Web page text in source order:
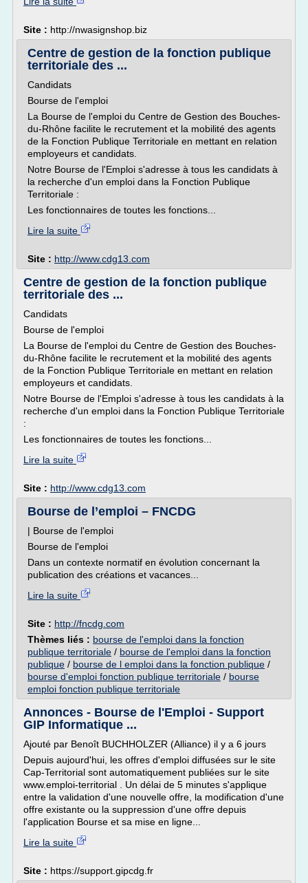
Site : http://nwasignshop.biz
Centre de gestion de la fonction publique
territoriale des ...
Candidats
Bourse de l'emploi
La Bourse de l'emploi du Centre de Gestion des Bouches-
du-Rhône facilite le recrutement et la mobilité des agents
de la Fonction Publique Territoriale en mettant en relation
employeurs et candidats.
Notre Bourse de l'Emploi s'adresse à tous les candidats à
la recherche d'un emploi dans la Fonction Publique
Territoriale :
Les fonctionnaires de toutes les fonctions...
Lire la suite
Site : http://www.cdg13.com
Centre de gestion de la fonction publique
territoriale des ...
Candidats
Bourse de l'emploi
La Bourse de l'emploi du Centre de Gestion des Bouches-
du-Rhône facilite le recrutement et la mobilité des agents
de la Fonction Publique Territoriale en mettant en relation
employeurs et candidats.
Notre Bourse de l'Emploi s'adresse à tous les candidats à la
recherche d'un emploi dans la Fonction Publique Territoriale
:
Les fonctionnaires de toutes les fonctions...
Lire la suite
Site : http://www.cdg13.com
Bourse de l’emploi – FNCDG
| Bourse de l'emploi
Bourse de l'emploi
Dans un contexte normatif en évolution concernant la
publication des créations et vacances...
Lire la suite
Site : http://fncdg.com
Thèmes liés : bourse de l'emploi dans la fonction
publique territoriale / bourse de l'emploi dans la fonction
publique / bourse de l emploi dans la fonction publique /
bourse d'emploi fonction publique territoriale / bourse
emploi fonction publique territoriale
Annonces - Bourse de l'Emploi - Support
GIP Informatique ...
Ajouté par Benoît BUCHHOLZER (Alliance) il y a 6 jours
Depuis aujourd'hui, les offres d'emploi diffusées sur le site
Cap-Territorial sont automatiquement publiées sur le site
www.emploi-territorial . Un délai de 5 minutes s'applique
entre la validation d'une nouvelle offre, la modification d'une
offre existante ou la suppression d'une offre depuis
l'application Bourse et sa mise en ligne...
Lire la suite
Site : https://support.gipcdg.fr